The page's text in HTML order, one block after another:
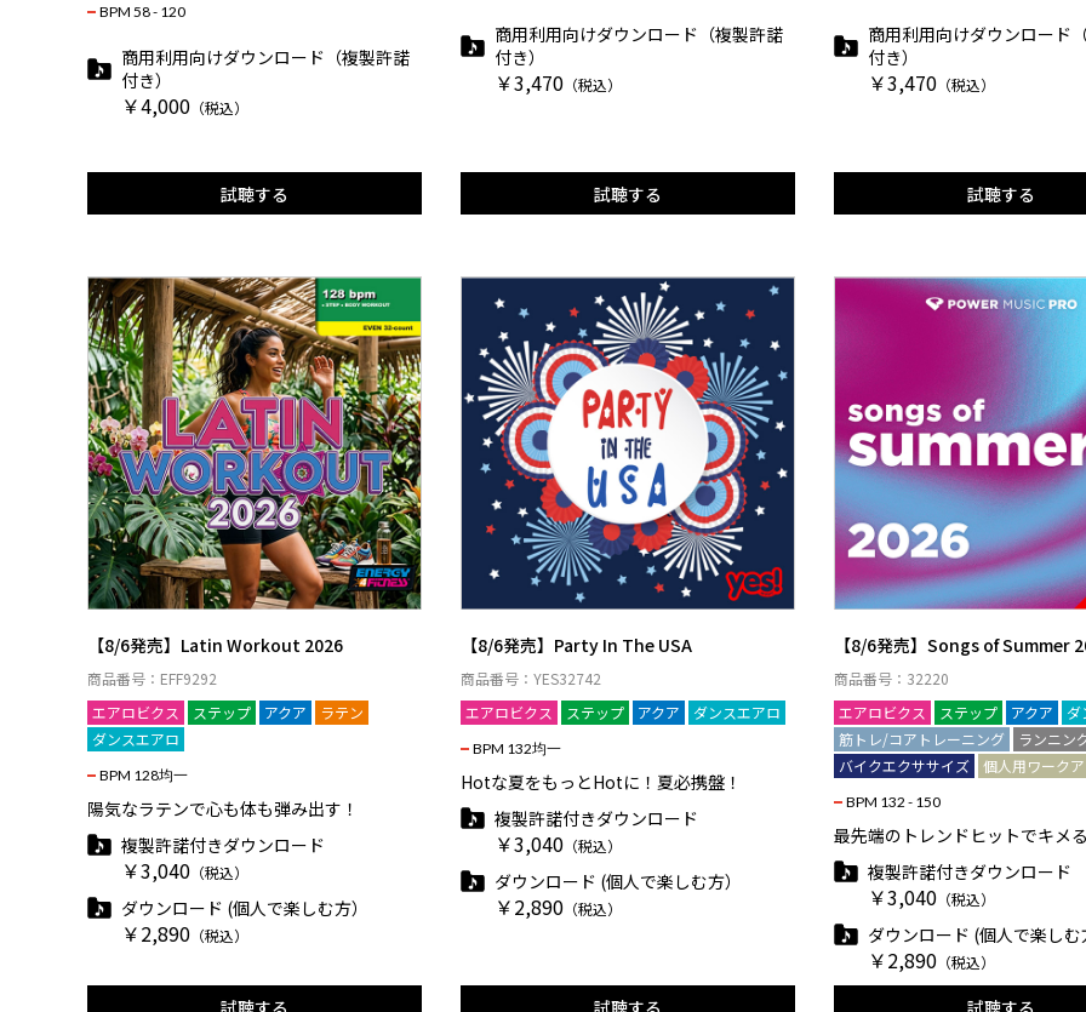
BPM 58 - 120
商用利用向けダウンロード（複製許諾
付き）
￥4,000 （税込）
試聴する
商用利用向けダウンロード（複製許諾
付き）
￥3,470 （税込）
試聴する
商用利用向けダウンロード
付き）
￥3,470 （税込）
試聴する
【8/6発売】Latin Workout 2026
商品番号：EFF9292
エアロビクス
ステップ アクア
ラテン
ダンスエアロ
BPM 128均一
陽気なラテンで心も体も弾み出す！
複製許諾付きダウンロード
￥3,040 （税込）
ダウンロード (個人で楽しむ方）
￥2,890 （税込）
【8/6発売】Party In The USA
商品番号：YES32742
エアロビクス
ステップ アクア ダンスエアロ
BPM 132均一
Hotな夏をもっとHotに！夏必携盤！
複製許諾付きダウンロード
￥3,040 （税込）
ダウンロード (個人で楽しむ方）
￥2,890 （税込）
【8/6発売】Songs of Summer
商品番号：32220
エアロビクス
ステップ アクア
ダ
筋トレ/コアトレーニング
ランニン
バイクエクササイズ
個人用ワーク
BPM 132 - 150
最先端のトレンドヒットでキメ
複製許諾付きダウンロード
￥3,040 （税込）
ダウンロード (個人で楽しむ
￥2,890 （税込）